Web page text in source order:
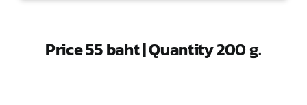
Price 55 baht | Quantity 200 g.